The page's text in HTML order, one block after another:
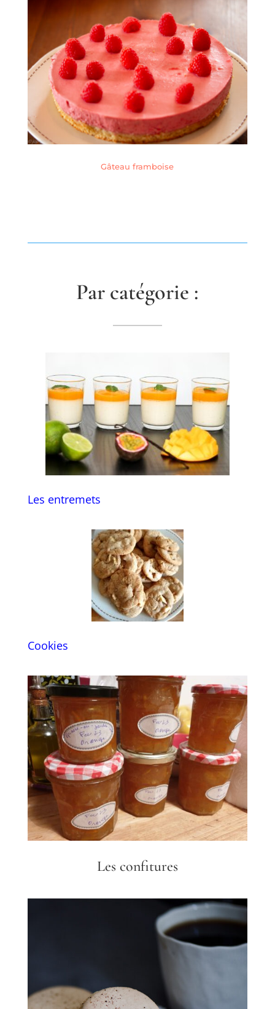
Gâteau framboise
Par catégorie :
Les entremets
Cookies
Les confitures